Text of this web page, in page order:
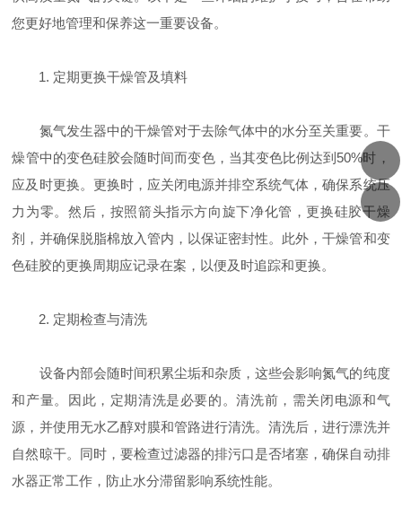
您更好地管理和保养这一重要设备。
1. 定期更换干燥管及填料
氮气发生器中的干燥管对于去除气体中的水分至关重要。干
燥管中的变色硅胶会随时间而变色，当其变色比例达到50%时，
应及时更换。更换时，应关闭电源并排空系统气体，确保系统压
力为零。然后，按照箭头指示方向旋下净化管，更换硅胶干燥
剂，并确保脱脂棉放入管内，以保证密封性。此外，干燥管和变
色硅胶的更换周期应记录在案，以便及时追踪和更换。
2. 定期检查与清洗
设备内部会随时间积累尘垢和杂质，这些会影响氮气的纯度
和产量。因此，定期清洗是必要的。清洗前，需关闭电源和气
源，并使用无水乙醇对膜和管路进行清洗。清洗后，进行漂洗并
自然晾干。同时，要检查过滤器的排污口是否堵塞，确保自动排
水器正常工作，防止水分滞留影响系统性能。